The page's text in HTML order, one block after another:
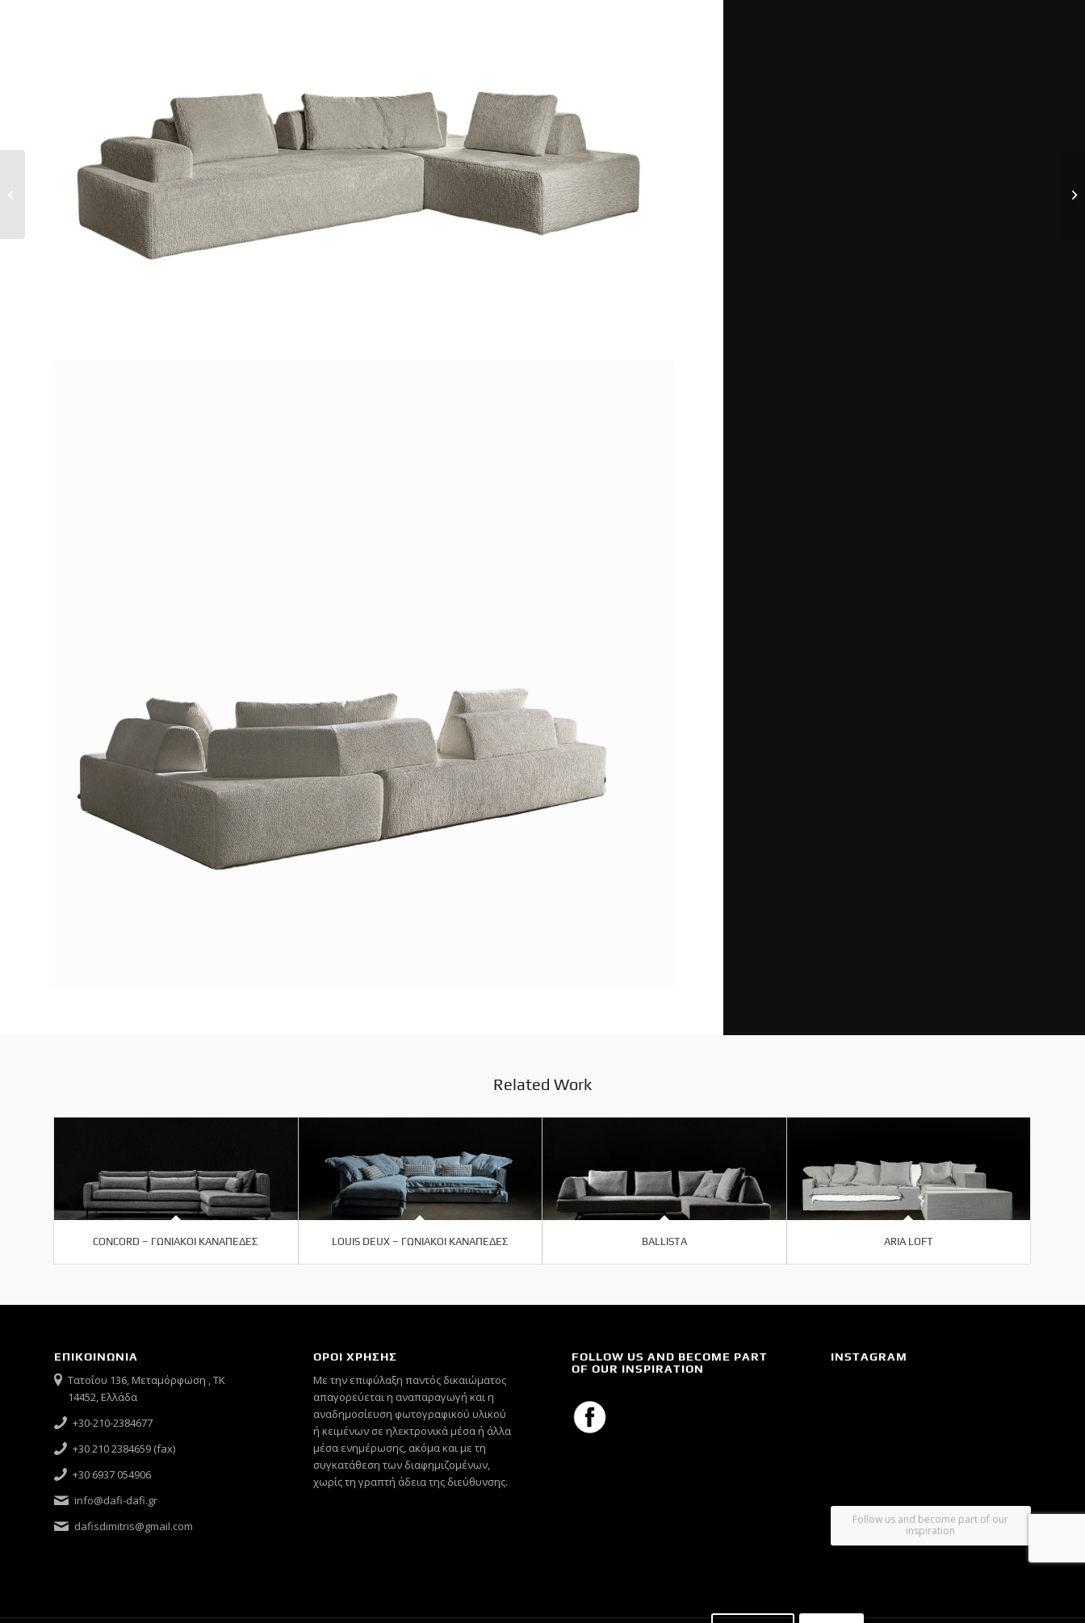
Related Work
CONCORD – ΓΩΝΙΑΚΟΙ ΚΑΝΑΠΕΔΕΣ LOUIS DEUX – ΓΩΝΙΑΚΟΙ ΚΑΝΑΠΕΔΕΣ BALLISTA ARIA LOFT
ΕΠΙΚΟΙΝΩΝΙΑ
Τατοΐου 136, Μεταμόρφωση , ΤΚ
14452, Ελλάδα
+30-210-2384677
+30 210 2384659 (fax)
+30 6937 054906
info@dafi-dafi.gr
dafisdimitris@gmail.com
ΟΡΟΙ ΧΡΗΣΗΣ
Mε την επιφύλαξη παντός δικαιώματος
απαγορεύεται η αναπαραγωγή και η
αναδημοσίευση φωτογραφικού υλικού
ή κειμένων σε ηλεκτρονικά μέσα ή άλλα
μέσα ενημέρωσης, ακόμα και με τη
συγκατάθεση των διαφημιζομένων,
χωρίς τη γραπτή άδεια της διεύθυνσης.
FOLLOW US AND BECOME PART
OF OUR INSPIRATION
INSTAGRAM
Follow us and become part of our
inspiration
LOBBYING CORNER